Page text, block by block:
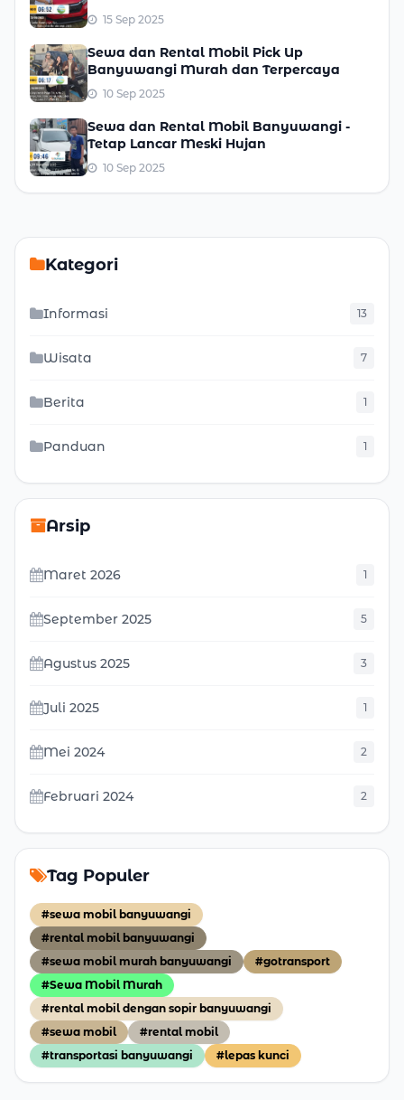
15 Sep 2025
Sewa dan Rental Mobil Pick Up
Banyuwangi Murah dan Terpercaya
10 Sep 2025
Sewa dan Rental Mobil Banyuwangi -
Tetap Lancar Meski Hujan
10 Sep 2025
Kategori
Informasi 13
Wisata 7
Berita 1
Panduan 1
Arsip
Maret 2026 1
September 2025 5
Agustus 2025 3
Juli 2025 1
Mei 2024 2
Februari 2024 2
Tag Populer
#sewa mobil banyuwangi
#rental mobil banyuwangi
#sewa mobil murah banyuwangi
#gotransport
#Sewa Mobil Murah
#rental mobil dengan sopir banyuwangi
#sewa mobil
#rental mobil
#transportasi banyuwangi
#lepas kunci